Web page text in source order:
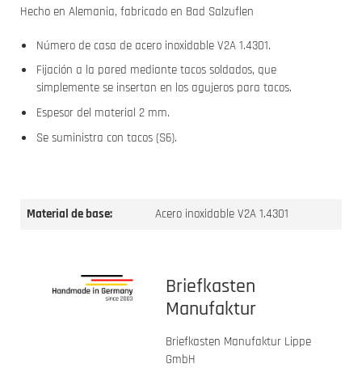
Hecho en Alemania, fabricado en Bad Salzuflen
Número de casa de acero inoxidable V2A 1.4301.
Fijación a la pared mediante tacos soldados, que
simplemente se insertan en los agujeros para tacos.
Espesor del material 2 mm.
Se suministra con tacos (S6).
Material de base: Acero inoxidable V2A 1.4301
Briefkasten
Manufaktur
Briefkasten Manufaktur Lippe
GmbH